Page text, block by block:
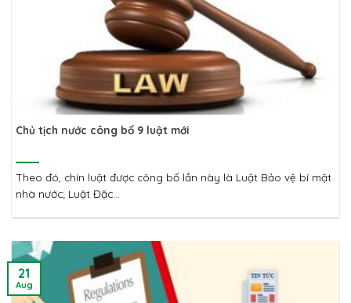
Chủ tịch nước công bố 9 luật mới
Theo đó, chín luật được công bố lần này là Luật Bảo vệ bí mật
nhà nước; Luật Đặc...
21
Aug